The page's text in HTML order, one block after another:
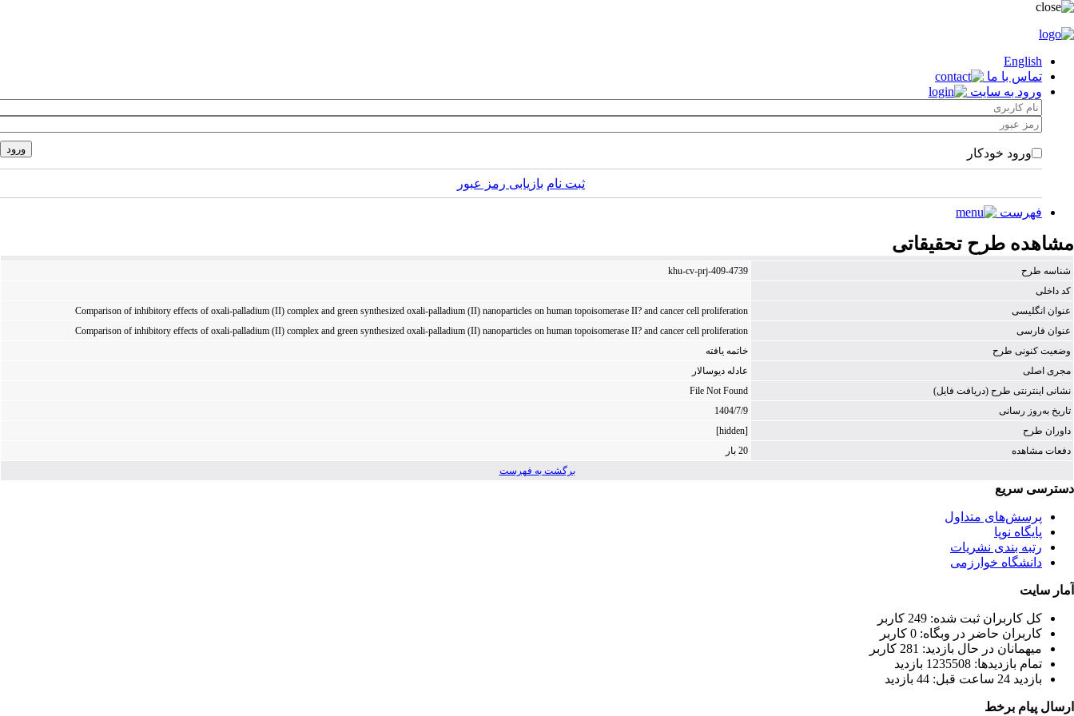
English
تماس با ما
ورود به سایت
ورود خودکار
ثبت نام بازیابی رمز عبور
فهرست
مشاهده طرح تحقیقاتی
شناسه طرح
khu-cv-prj-409-4739
کد داخلی
عنوان انگلیسی
Comparison of inhibitory effects of oxali-palladium (II) complex and green synthesized oxali-palladium (II) nanoparticles on human topoisomerase II? and cancer cell proliferation
عنوان فارسی
Comparison of inhibitory effects of oxali-palladium (II) complex and green synthesized oxali-palladium (II) nanoparticles on human topoisomerase II? and cancer cell proliferation
وضعیت كنونی طرح
خاتمه یافته
مجری اصلی
عادله دیوسالار
نشانی اینترنتی طرح (دریافت فایل)
File Not Found
تاریخ به‌روز رسانی
1404/7/9
داوران طرح
[hidden]
دفعات مشاهده
20 بار
برگشت به فهرست
دسترسی سریع
پرسش‌های متداول
پایگاه نوپا
رتبه بندی نشریات
دانشگاه خوارزمی
آمار سایت
كل کاربران ثبت شده: 249 کاربر
کاربران حاضر در وبگاه: 0 کاربر
ميهمانان در حال بازديد: 281 کاربر
تمام بازديد‌ها: 1235508 بازدید
بازديد 24 ساعت قبل: 44 بازدید
ارسال پیام برخط